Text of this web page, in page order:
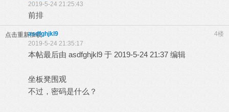
2019-5-24 21:25:43
前排
点击重新加载 4楼
asdfghjkl9
2019-5-24 21:35:17
本帖最后由 asdfghjkl9 于 2019-5-24 21:37 编辑
坐板凳围观
不过，密码是什么？